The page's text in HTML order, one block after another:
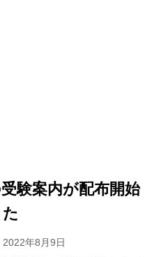
験案内が配布開始
2022年8月9日